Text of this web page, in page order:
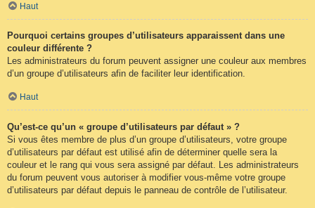
Haut
Pourquoi certains groupes d’utilisateurs apparaissent dans une
couleur différente ?
Les administrateurs du forum peuvent assigner une couleur aux membres
d’un groupe d’utilisateurs afin de faciliter leur identification.
Haut
Qu’est-ce qu’un « groupe d’utilisateurs par défaut » ?
Si vous êtes membre de plus d’un groupe d’utilisateurs, votre groupe
d’utilisateurs par défaut est utilisé afin de déterminer quelle sera la
couleur et le rang qui vous sera assigné par défaut. Les administrateurs
du forum peuvent vous autoriser à modifier vous-même votre groupe
d’utilisateurs par défaut depuis le panneau de contrôle de l’utilisateur.